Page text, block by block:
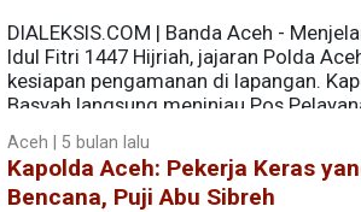
DIALEKSIS.COM | Banda Aceh -
Idul Fitri 1447 Hijriah, jajaran Polda
kesiapan pengamanan di lapangan.
Basyah langsung meninjau Pos
Muda.
Aceh | 5 bulan lalu
Kapolda Aceh: Pekerja Keras
Bencana, Puji Abu Sibreh